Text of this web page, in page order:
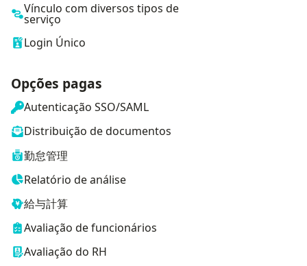
Vínculo com diversos tipos de
serviço
Login Único
Opções pagas
Autenticação SSO/SAML
Distribuição de documentos
勤怠管理
Relatório de análise
給与計算
Avaliação de funcionários
Avaliação do RH